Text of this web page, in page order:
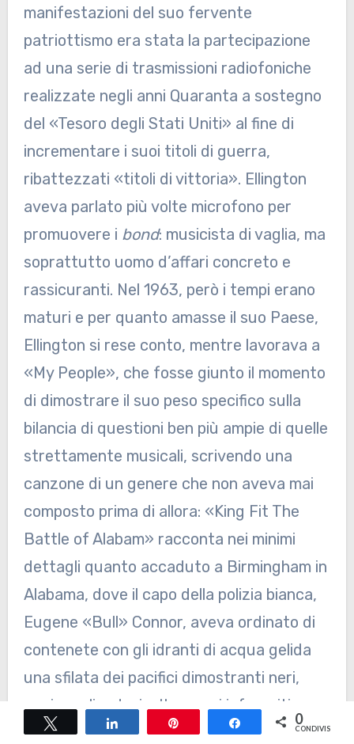
manifestazioni del suo fervente
patriottismo era stata la partecipazione
ad una serie di trasmissioni radiofoniche
realizzate negli anni Quaranta a sostegno
del «Tesoro degli Stati Uniti» al fine di
incrementare i suoi titoli di guerra,
ribattezzati «titoli di vittoria». Ellington
aveva parlato più volte microfono per
promuovere i bond: musicista di vaglia, ma
soprattutto uomo d’affari concreto e
rassicuranti. Nel 1963, però i tempi erano
maturi e per quanto amasse il suo Paese,
Ellington si rese conto, mentre lavorava a
«My People», che fosse giunto il momento
di dimostrare il suo peso specifico sulla
bilancia di questioni ben più ampie di quelle
strettamente musicali, scrivendo una
canzone di un genere che non aveva mai
composto prima di allora: «King Fit The
Battle of Alabam» racconta nei minimi
dettagli quanto accaduto a Birmingham in
Alabama, dove il capo della polizia bianca,
Eugene «Bull» Connor, aveva ordinato di
contenete con gli idranti di acqua gelida
una sfilata dei pacifici dimostranti neri,
sguinzagliando, inoltre, cani inferociti e
drogati contro la folla. Fu questa la più
Share 0
CONDIVISIONI